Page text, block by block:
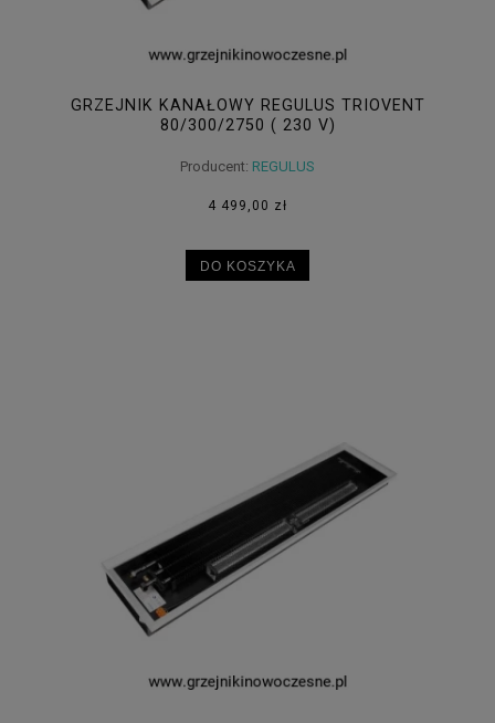
GRZEJNIK KANAŁOWY REGULUS TRIOVENT
80/300/2750 ( 230 V)
Producent: REGULUS
4 499,00 zł
DO KOSZYKA